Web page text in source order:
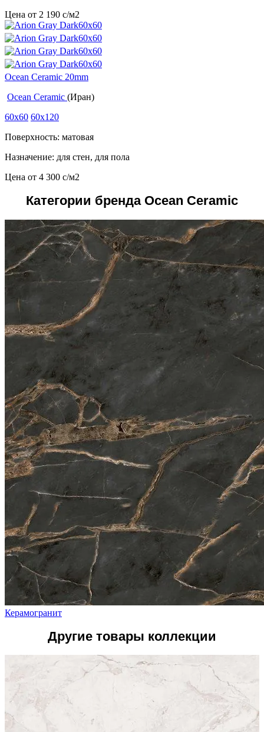
Цена от 2 190 c/м2
Ocean Ceramic 20mm
Ocean Ceramic (Иран)
60x60 60x120
Поверхность: матовая
Назначение: для стен, для пола
Цена от 4 300 c/м2
Категории бренда Ocean Ceramic
Керамогранит
Другие товары коллекции